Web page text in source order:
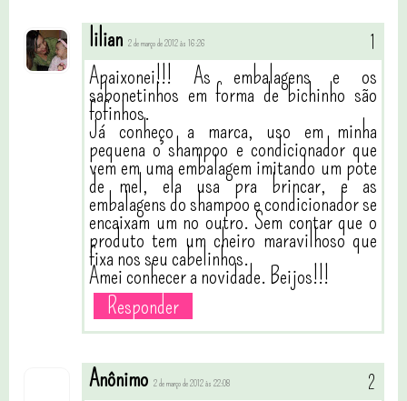
lilian 2 de março de 2012 às 16:26
Apaixonei!!! As embalagens e os
sabonetinhos em forma de bichinho são
fofinhos.
Já conheço a marca, uso em minha
pequena o shampoo e condicionador que
vem em uma embalagem imitando um pote
de mel, ela usa pra brincar, e as
embalagens do shampoo e condicionador se
encaixam um no outro. Sem contar que o
produto tem um cheiro maravilhoso que
fixa nos seu cabelinhos.
Amei conhecer a novidade. Beijos!!!
Responder
Anônimo 2 de março de 2012 às 22:08